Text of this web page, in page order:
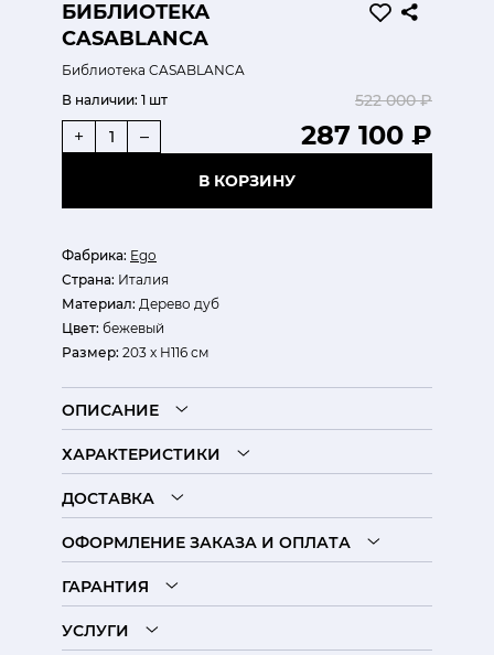
БИБЛИОТЕКА
CASABLANCA
Библиотека CASABLANCA
Фабрика: Ego
Страна: Италия
Материал: Дерево дуб
Цвет: бежевый
Размер: 203 x H116 см
В наличии: 1 шт 522 000 ₽
287 100 ₽
+ –
В КОРЗИНУ
ОПИСАНИЕ
ХАРАКТЕРИСТИКИ
ДОСТАВКА
ОФОРМЛЕНИЕ ЗАКАЗА И ОПЛАТА
ГАРАНТИЯ
УСЛУГИ